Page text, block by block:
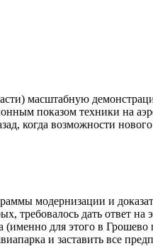
масштабную
показом техники на
когда возможности
модернизации и
требовалось дать ответ на
для этого в Грошево
и заставить все